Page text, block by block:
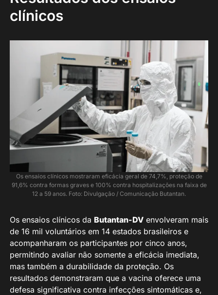
clínicos
Os ensaios clínicos mostraram eficácia geral de 74,7%, proteção de
91,6% contra formas graves e 100% contra hospitalizações na faixa de
12 a 59 anos. Foto: Divulgação / Comunicação Butantan.
Os ensaios clínicos da Butantan-DV envolveram mais
de 16 mil voluntários em 14 estados brasileiros e
acompanharam os participantes por cinco anos,
permitindo avaliar não somente a eficácia imediata,
mas também a durabilidade da proteção. Os
resultados demonstraram que a vacina oferece uma
defesa significativa contra infecções sintomáticas e,